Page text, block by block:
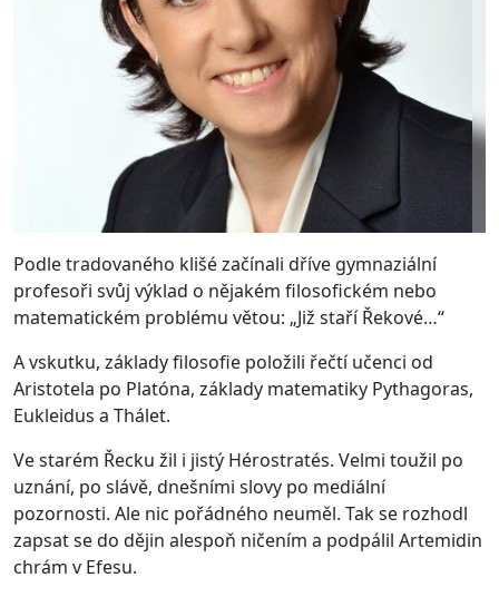
Podle tradovaného klišé začínali dříve gymnaziální
profesoři svůj výklad o nějakém filosofickém nebo
matematickém problému větou: „Již staří Řekové…“
A vskutku, základy filosofie položili řečtí učenci od
Aristotela po Platóna, základy matematiky Pythagoras,
Eukleidus a Thálet.
Ve starém Řecku žil i jistý Hérostratés. Velmi toužil po
uznání, po slávě, dnešními slovy po mediální
pozornosti. Ale nic pořádného neuměl. Tak se rozhodl
zapsat se do dějin alespoň ničením a podpálil Artemidin
chrám v Efesu.